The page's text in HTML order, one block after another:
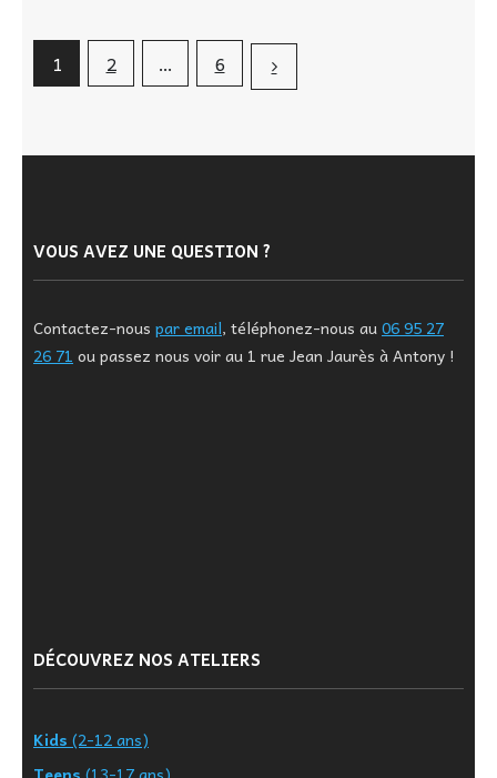
1 2 … 6
VOUS AVEZ UNE QUESTION ?
Contactez-nous par email, téléphonez-nous au06 95 27
26 71 ou passez nous voir au 1 rue Jean Jaurès à Antony !
DÉCOUVREZ NOS ATELIERS
Kids (2-12 ans)